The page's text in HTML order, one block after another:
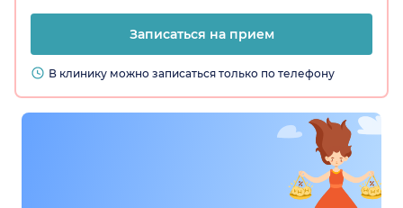
Записаться на прием
В клинику можно записаться только по телефону